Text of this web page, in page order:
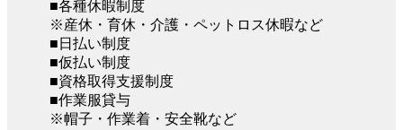
■各種休暇制度
※産休・育休・介護・ペットロス休暇など
■日払い制度
■仮払い制度
■資格取得支援制度
■作業服貸与
※帽子・作業着・安全靴など